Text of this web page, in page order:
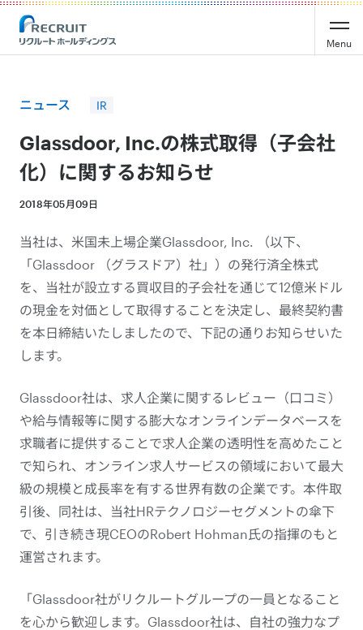
Recruit Holdings
Menu
ニュース IR
Glassdoor, Inc.の株式取得（子会社
化）に関するお知らせ
2018年05月09日
当社は、米国未上場企業Glassdoor, Inc. （以下、
「Glassdoor （グラスドア）社」）の発行済全株式
を、当社が設立する買収目的子会社を通じて12億米ドル
の現金を対価として取得することを決定し、最終契約書
を本日締結いたしましたので、下記の通りお知らせいた
します。
Glassdoor社は、求人企業に関するレビュー（口コミ）
や給与情報等に関する膨大なオンラインデータベースを
求職者に提供することで求人企業の透明性を高めたこと
で知られ、オンライン求人サービスの領域において最大
級の規模と成長率を有する世界有数の企業です。本件取
引後、同社は、当社HRテクノロジーセグメントの傘下
で、引き続き現CEOのRobert Hohman氏の指揮のもと
運営されます。
「Glassdoor社がリクルートグループの一員となること
を心から歓迎します。Glassdoor社は、自社の強力なプ